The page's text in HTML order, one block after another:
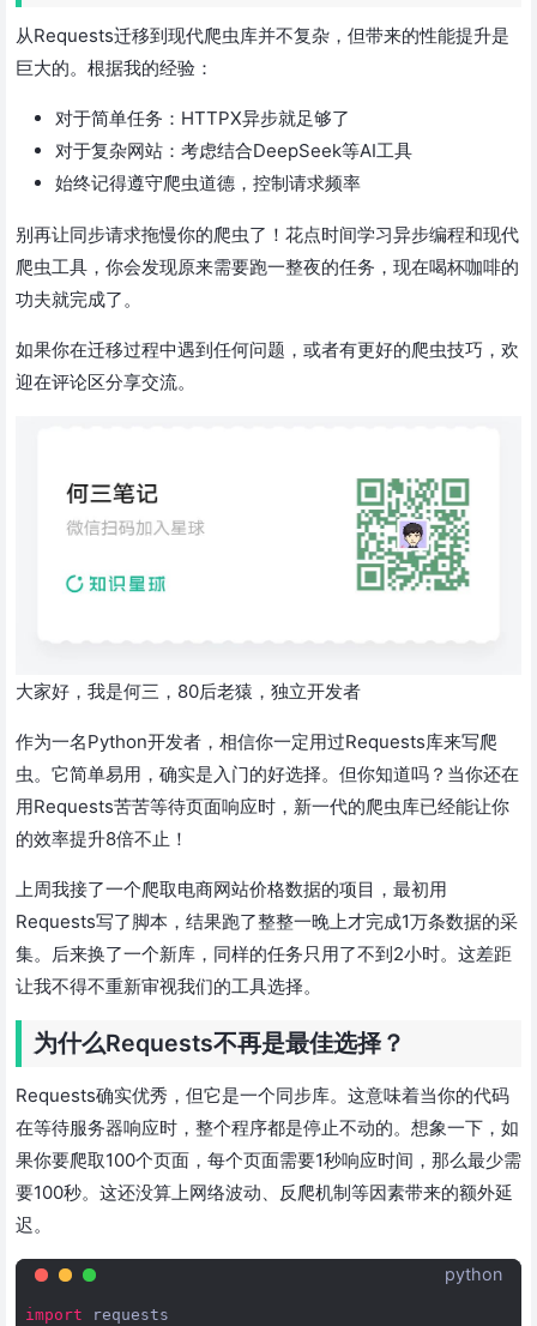
从Requests迁移到现代爬虫库并不复杂，但带来的性能提升是
巨大的。根据我的经验：
对于简单任务：HTTPX异步就足够了
对于复杂网站：考虑结合DeepSeek等AI工具
始终记得遵守爬虫道德，控制请求频率
别再让同步请求拖慢你的爬虫了！花点时间学习异步编程和现代
爬虫工具，你会发现原来需要跑一整夜的任务，现在喝杯咖啡的
功夫就完成了。
如果你在迁移过程中遇到任何问题，或者有更好的爬虫技巧，欢
迎在评论区分享交流。
大家好，我是何三，80后老猿，独立开发者
作为一名Python开发者，相信你一定用过Requests库来写爬
虫。它简单易用，确实是入门的好选择。但你知道吗？当你还在
用Requests苦苦等待页面响应时，新一代的爬虫库已经能让你
的效率提升8倍不止！
上周我接了一个爬取电商网站价格数据的项目，最初用
Requests写了脚本，结果跑了整整一晚上才完成1万条数据的采
集。后来换了一个新库，同样的任务只用了不到2小时。这差距
让我不得不重新审视我们的工具选择。
为什么Requests不再是最佳选择？
Requests确实优秀，但它是一个同步库。这意味着当你的代码
在等待服务器响应时，整个程序都是停止不动的。想象一下，如
果你要爬取100个页面，每个页面需要1秒响应时间，那么最少需
要100秒。这还没算上网络波动、反爬机制等因素带来的额外延
迟。
python
import
requests